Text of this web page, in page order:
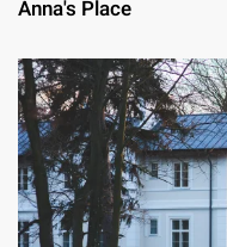
Anna's Place